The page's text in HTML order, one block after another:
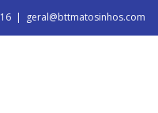
| geral@bttmatosinhos.com